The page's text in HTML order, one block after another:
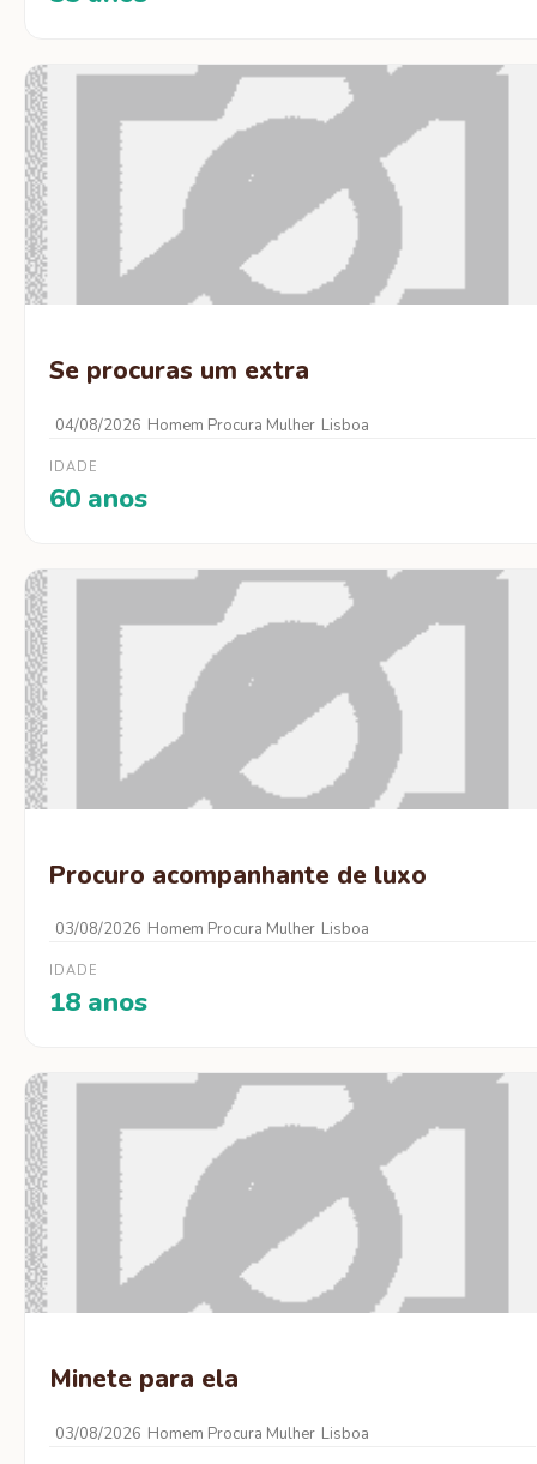
Se procuras um extra
04/08/2026 Homem Procura Mulher Lisboa
IDADE
60 anos
Procuro acompanhante de luxo
03/08/2026 Homem Procura Mulher Lisboa
IDADE
18 anos
Minete para ela
03/08/2026 Homem Procura Mulher Lisboa